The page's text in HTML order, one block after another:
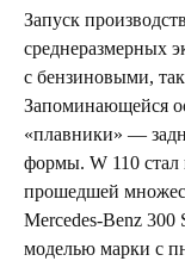
Запуск
среднеразмерных
с бензиновыми,
Запоминающейся
«плавники» —
формы. W 110 стал
прошедшей
Mercedes-Benz 300
моделью марки с